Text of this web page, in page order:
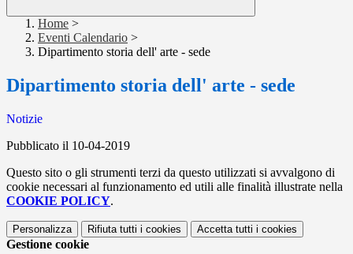
Home >
Eventi Calendario >
Dipartimento storia dell' arte - sede
Dipartimento storia dell' arte - sede
Notizie
Pubblicato il 10-04-2019
Questo sito o gli strumenti terzi da questo utilizzati si avvalgono di
cookie necessari al funzionamento ed utili alle finalità illustrate nella
COOKIE POLICY.
Personalizza Rifiuta tutti i cookies Accetta tutti i cookies
Gestione cookie